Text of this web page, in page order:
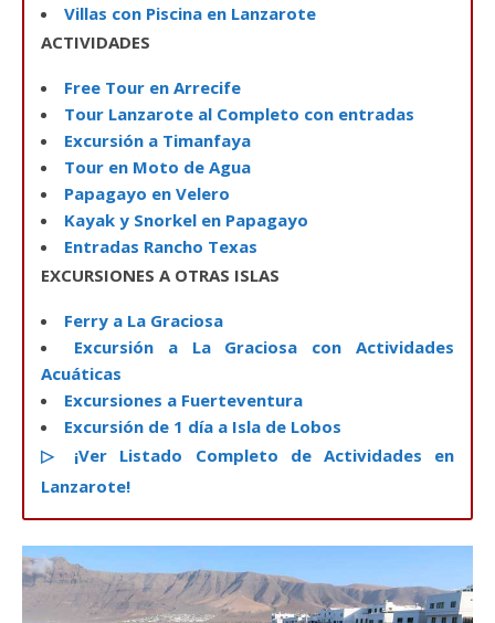
Villas con Piscina en Lanzarote
ACTIVIDADES
Free Tour en Arrecife
Tour Lanzarote al Completo con entradas
Excursión a Timanfaya
Tour en Moto de Agua
Papagayo en Velero
Kayak y Snorkel en Papagayo
Entradas Rancho Texas
EXCURSIONES A OTRAS ISLAS
Ferry a La Graciosa
Excursión a La Graciosa con Actividades
Acuáticas
Excursiones a Fuerteventura
Excursión de 1 día a Isla de Lobos
▷ ¡Ver Listado Completo de Actividades en
Lanzarote!